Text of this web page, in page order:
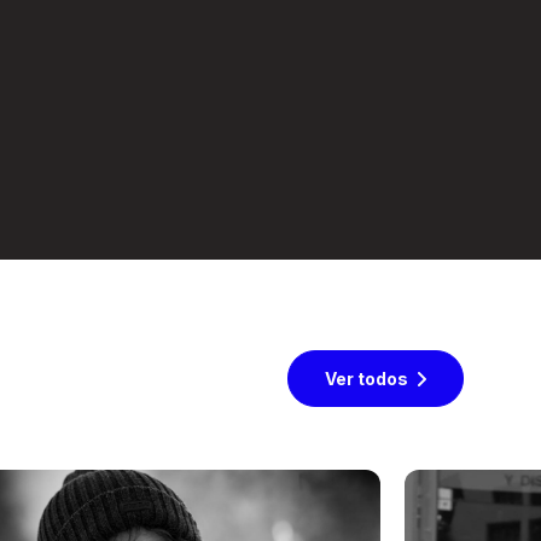
Ver todos